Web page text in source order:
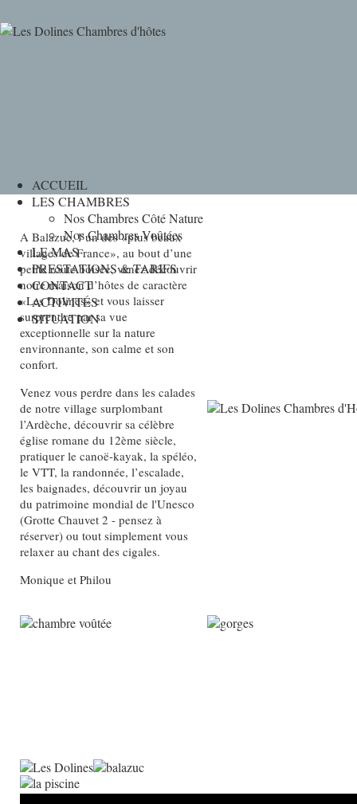
ACCUEIL
LES CHAMBRES
Nos Chambres Côté Nature
Nos Chambres Voûtées
LE MAS
PRESTATIONS & TARIFS
CONTACT
ACTIVITÉS
SITUATION
A Balazuc, l’un des «plus beaux
villages de France», au bout d’une
petite route boisée, venez découvrir
notre maison d’hôtes de caractère
«Les Dolines» et vous laisser
surprendre par sa vue
exceptionnelle sur la nature
environnante, son calme et son
confort.
Venez vous perdre dans les calades
de notre village surplombant
l’Ardèche, découvrir sa célèbre
église romane du 12ème siècle,
pratiquer le canoë-kayak, la spéléo,
le VTT, la randonnée, l’escalade,
les baignades, découvrir un joyau
du patrimoine mondial de l'Unesco
(Grotte Chauvet 2 - pensez à
réserver) ou tout simplement vous
relaxer au chant des cigales.
Monique et Philou